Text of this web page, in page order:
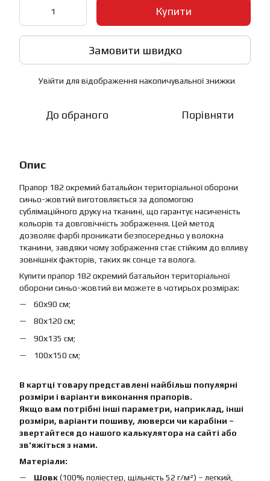
Купити
Замовити швидко
Увійти для відображення накопичувальної знижки
До обраного Порівняти
Опис
Прапор 182 окремий батальйон територіальної оборони
синьо-жовтий виготовляється за допомогою
сублімаційного друку на тканині, що гарантує насиченість
кольорів та довговічність зображення. Цей метод
дозволяє фарбі проникати безпосередньо у волокна
тканини, завдяки чому зображення стає стійким до впливу
зовнішніх факторів, таких як сонце та волога.
Купити прапор 182 окремий батальйон територіальної
оборони синьо-жовтий ви можете в чотирьох розмірах:
60х90 см;
80х120 см;
90х135 см;
100х150 см;
В картці товару представлені найбільш популярні
розміри і варіанти виконання прапорів.
Якщо вам потрібні інші параметри, наприклад, інші
розміри, варіанти пошиву, люверси чи карабіни –
звертайтеся до нашого калькулятора на сайті або
зв'яжіться з нами.
Матеріали:
Шовк(100% поліестер, щільність 52 г/м²) – легкий,